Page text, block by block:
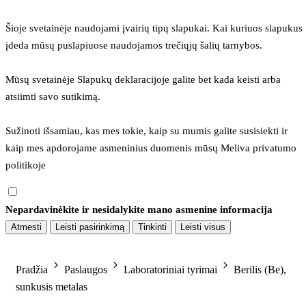
Šioje svetainėje naudojami įvairių tipų slapukai. Kai kuriuos slapukus
įdeda mūsų puslapiuose naudojamos trečiųjų šalių tarnybos.
Mūsų svetainėje Slapukų deklaracijoje galite bet kada keisti arba
atsiimti savo sutikimą.
Sužinoti išsamiau, kas mes tokie, kaip su mumis galite susisiekti ir
kaip mes apdorojame asmeninius duomenis mūsų Meliva privatumo
politikoje
Nepardavinėkite ir nesidalykite mano asmenine informacija
Atmesti Leisti pasirinkimą Tinkinti Leisti visus
Pradžia Paslaugos Laboratoriniai tyrimai
Berilis (Be),
sunkusis metalas